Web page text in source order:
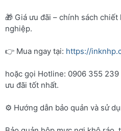
🎁 Giá ưu đãi – chính sách
nghiệp.
👉 Mua ngay tại: https://
hoặc gọi Hotline: 0906 355
ưu đãi tốt nhất.
⚙️ Hướng dẫn bảo quản và sử